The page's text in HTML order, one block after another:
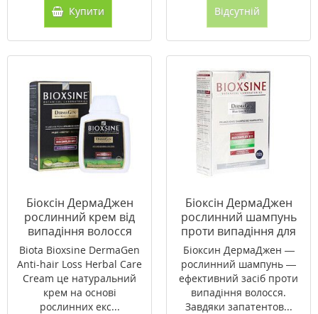
Купити Відсутній
Біоксін ДермаДжен
рослинний крем від
випадіння волосся
відновлення та захист
300мл
Biota Bioxsine DermaGen
Anti-hair Loss Herbal Care
Cream це натуральний
крем на основі
рослинних екс...
Біоксін ДермаДжен
рослинний шампунь
проти випадіння для
нормального і сухого
волосся 300 мл
Біоксин ДермаДжен —
рослинний шампунь —
ефективний засіб проти
випадіння волосся.
Завдяки запатентов...